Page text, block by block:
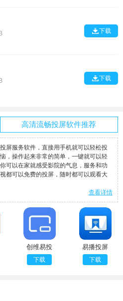
下载
下载
高清流畅投屏软件推荐
屏服务软件，直接用手机就可以轻松投
，操作起来非常的简单，一键就可以轻
可以在家就感受影院的气息，服务和功
都可以免费的投屏，随时都可以观看大
查看详情
创维易投
下载
易播投屏
下载